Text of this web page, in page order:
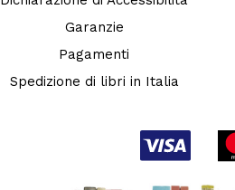
Garanzie
Pagamenti
Spedizione di libri in Italia